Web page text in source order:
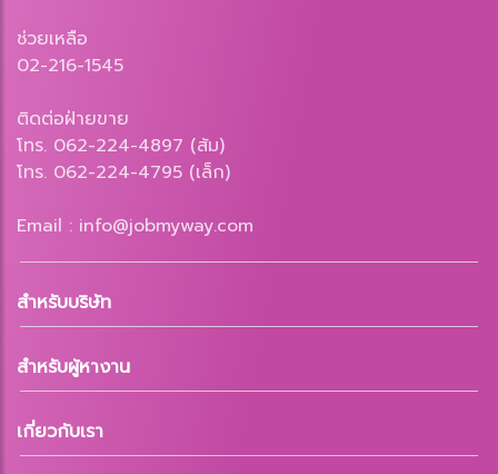
ช่วยเหลือ
02-216-1545
ติดต่อฝ่ายขาย
โทร. 062-224-4897 (ส้ม)
โทร. 062-224-4795 (เล็ก)
Email : info@jobmyway.com
สำหรับบริษัท
สำหรับผู้หางาน
เกี่ยวกับเรา